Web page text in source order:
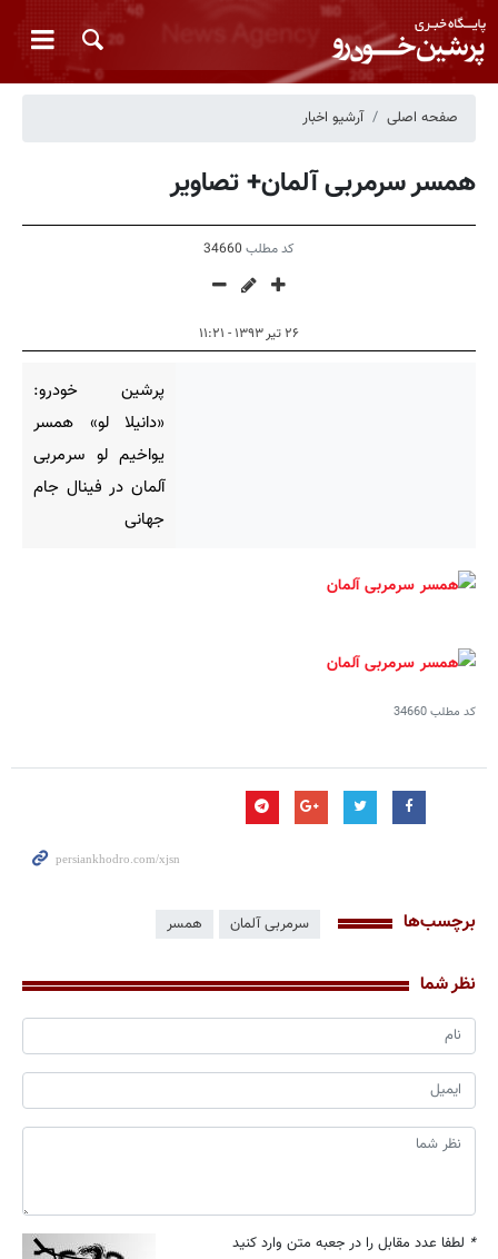
صفحه اصلی آرشیو اخبار
همسر سرمربی آلمان+ تصاویر
کد مطلب 34660
۲۶ تیر ۱۳۹۳ - ۱۱:۲۱
پرشین خودرو:
«دانیلا لو» همسر
یواخیم لو سرمربی
آلمان در فینال جام
جهانی
کد مطلب34660
برچسب‌ها سرمربی آلمان همسر
نظر شما
* لطفا عدد مقابل را در جعبه متن وارد کنید